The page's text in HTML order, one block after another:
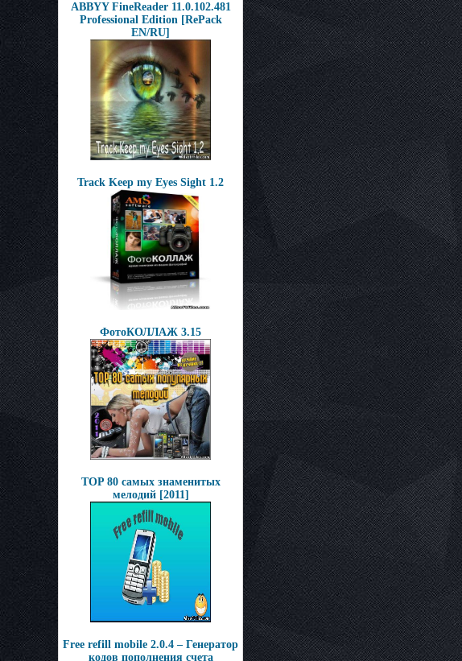
ABBYY FineReader 11.0.102.481
Professional Edition [RePack
EN/RU]
Track Keep my Eyes Sight 1.2
ФотоКОЛЛАЖ 3.15
TOP 80 самых знаменитых
мелодий [2011]
Free refill mobile 2.0.4 – Генератор
кодов пополнения счета